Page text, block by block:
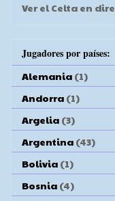
Ver el Celta en
Jugadores por países:
Alemania (1)
Andorra (1)
Argelia (3)
Argentina (43)
Bolivia (1)
Bosnia (4)